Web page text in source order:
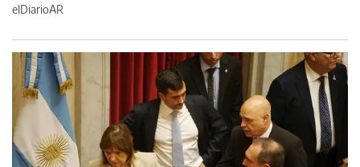
elDiarioAR